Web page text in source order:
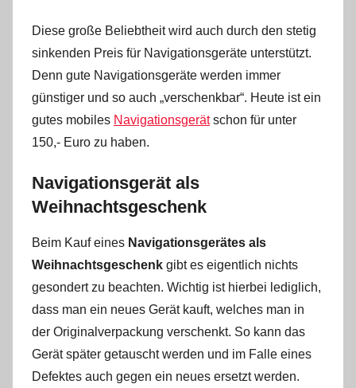
Diese große Beliebtheit wird auch durch den stetig
sinkenden Preis für Navigationsgeräte unterstützt.
Denn gute Navigationsgeräte werden immer
günstiger und so auch „verschenkbar“. Heute ist ein
gutes mobiles Navigationsgerätschon für unter
150,- Euro zu haben.
Navigationsgerät als
Weihnachtsgeschenk
Beim Kauf eines Navigationsgerätes als
Weihnachtsgeschenk gibt es eigentlich nichts
gesondert zu beachten. Wichtig ist hierbei lediglich,
dass man ein neues Gerät kauft, welches man in
der Originalverpackung verschenkt. So kann das
Gerät später getauscht werden und im Falle eines
Defektes auch gegen ein neues ersetzt werden.